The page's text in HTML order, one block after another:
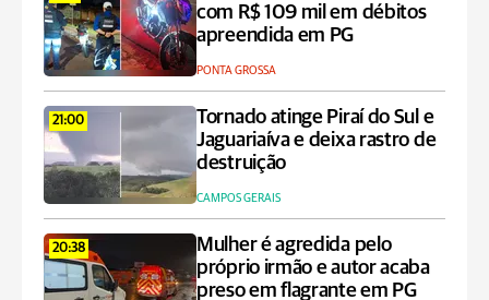
com R$ 109 mil em débitos
apreendida em PG
PONTA GROSSA
21:00
Tornado atinge Piraí do Sul e
Jaguariaíva e deixa rastro de
destruição
CAMPOS GERAIS
20:38
Mulher é agredida pelo
próprio irmão e autor acaba
preso em flagrante em PG